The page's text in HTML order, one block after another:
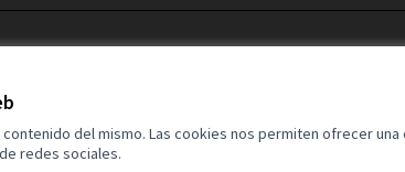
del mismo. Las cookies nos permiten ofrecer una
redes sociales.